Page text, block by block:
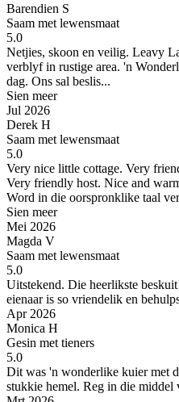
Barendien S
Saam met lewensmaat
5.0
Netjies, skoon en veilig. Leavy
verblyf in rustige area. 'n
dag. Ons sal beslis...
Sien meer
Jul 2026
Derek H
Saam met lewensmaat
5.0
Very nice little cottage. Very
Very friendly host. Nice and
Word in die oorspronklike taal
Sien meer
Mei 2026
Magda V
Saam met lewensmaat
5.0
Uitstekend. Die heerlikste
eienaar is so vriendelik en
Apr 2026
Monica H
Gesin met tieners
5.0
Dit was 'n wonderlike kuier met
stukkie hemel. Reg in die middel